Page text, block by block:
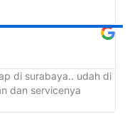
di surabaya.. udah di
dan servicenya